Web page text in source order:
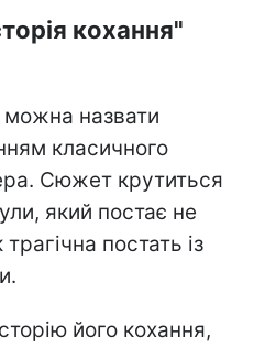
кохання"
назвати
класичного
Сюжет крутиться
який постає не
постать із
його кохання,